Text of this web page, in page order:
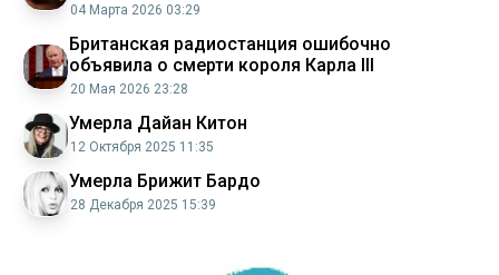
04 Марта 2026 03:29
Британская радиостанция ошибочно
объявила о смерти короля Карла III
20 Мая 2026 23:28
Умерла Дайан Китон
12 Октября 2025 11:35
Умерла Брижит Бардо
28 Декабря 2025 15:39